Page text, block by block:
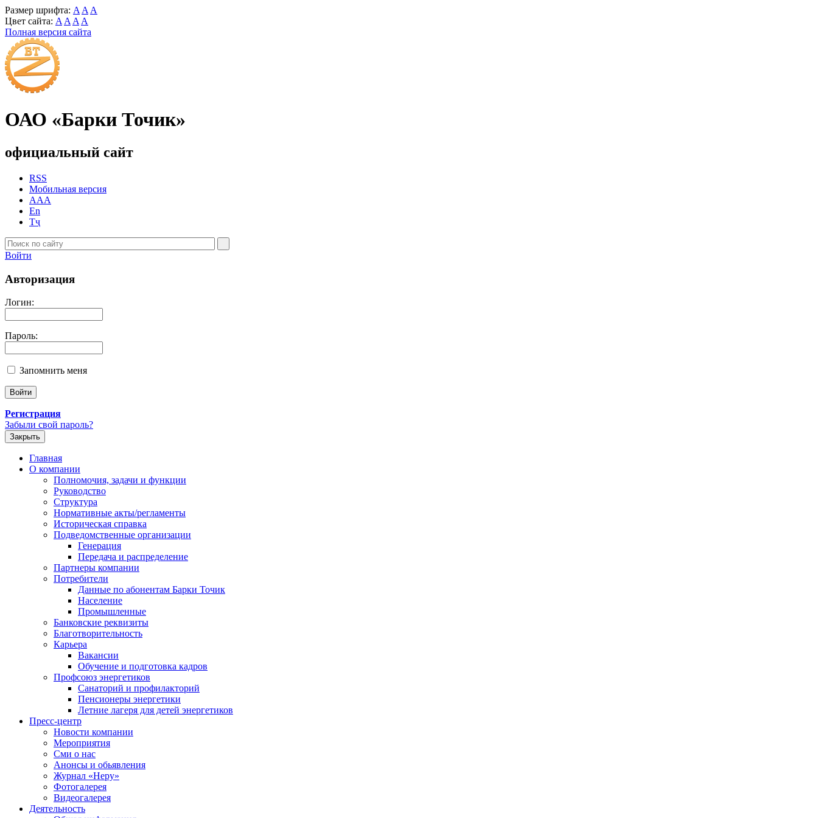
Размер шрифта: A A A
Цвет сайта: A A A A
Полная версия сайта
ОАО «Барки Точик»
официальный сайт
RSS
Мобильная версия
AAA
En
Тҷ
Войти
Авторизация
Логин:
Пароль:
Запомнить меня
Регистрация
Забыли свой пароль?
Закрыть
Главная
О компании
Полномочия, задачи и функции
Руководство
Структура
Нормативные акты/регламенты
Историческая справка
Подведомственные организации
Генерация
Передача и распределение
Партнеры компании
Потребители
Данные по абонентам Барки Точик
Население
Промышленные
Банковские реквизиты
Благотворительность
Карьера
Вакансии
Обучение и подготовка кадров
Профсоюз энергетиков
Санаторий и профилакторий
Пенсионеры энергетики
Летние лагеря для детей энергетиков
Пресс-центр
Новости компании
Мероприятия
Сми о нас
Анонсы и обьявления
Журнал «Неру»
Фотогалерея
Видеогалерея
Деятельность